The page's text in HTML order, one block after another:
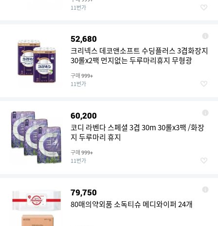
11번가
52,680
크리넥스 데코앤소프트 수딩플러스 3겹화장지
30롤x2팩 먼지없는 두루마리휴지 무형광
구매 999+
11번가
60,200
코디 라벤다 스페셜 3겹 30m 30롤x3팩 /화장
지 두루마리 휴지
구매 999+
11번가
79,750
80매의약외품 소독티슈 메디와이퍼 24개